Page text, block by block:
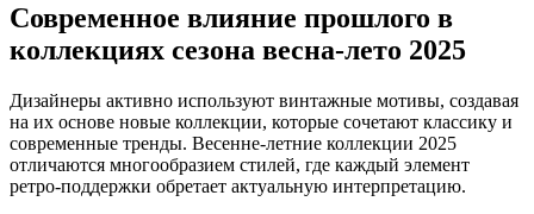
Современное влияние прошлого в
коллекциях сезона весна-лето 2025
Дизайнеры активно используют винтажные мотивы, создавая
на их основе новые коллекции, которые сочетают классику и
современные тренды. Весенне-летние коллекции 2025
отличаются многообразием стилей, где каждый элемент
ретро-поддержки обретает актуальную интерпретацию.